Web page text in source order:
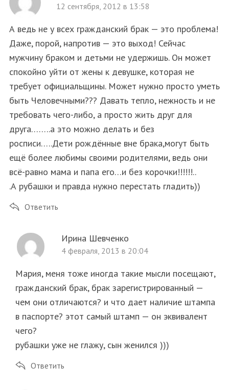
12 сентября, 2012 в 13:58
А ведь не у всех гражданский брак — это проблема!
Даже, порой, напротив — это выход! Сейчас
мужчину браком и детьми не удержишь. Он может
спокойно уйти от жены к девушке, которая не
требует официальщины. Может нужно просто уметь
быть Человечными??? Давать тепло, нежность и не
требовать чего-либо, а просто жить друг для
друга……..а это можно делать и без
росписи…..Дети рождённые вне брака,могут быть
ещё более любимы своими родителями, ведь они
всё-равно мама и папа его…и без корочки!!!!!!..
.А рубашки и правда нужно перестать гладить))
Ответить
Ирина Шевченко
4 февраля, 2013 в 20:04
Мария, меня тоже иногда такие мысли посещают,
гражданский брак, брак зарегистрированный —
чем они отличаются? и что дает наличие штампа
в паспорте? этот самый штамп — он эквивалент
чего?
рубашки уже не глажу, сын женился )))
Ответить